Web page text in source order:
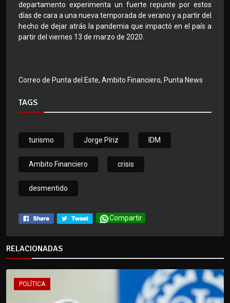
departamento experimenta un fuerte repunte por estos
días de cara a una nueva temporada de verano y a partir del
hecho de dejar atrás la pandemia que impactó en el país a
partir del viernes 13 de marzo de 2020.
Correo de Punta del Este, Ambito Financiero, Punta News
TAGS
turismo Jorge Píriz IDM
Ambito Financiero crisis
desmentido
Compartir
RELACIONADAS
POLÍTICA